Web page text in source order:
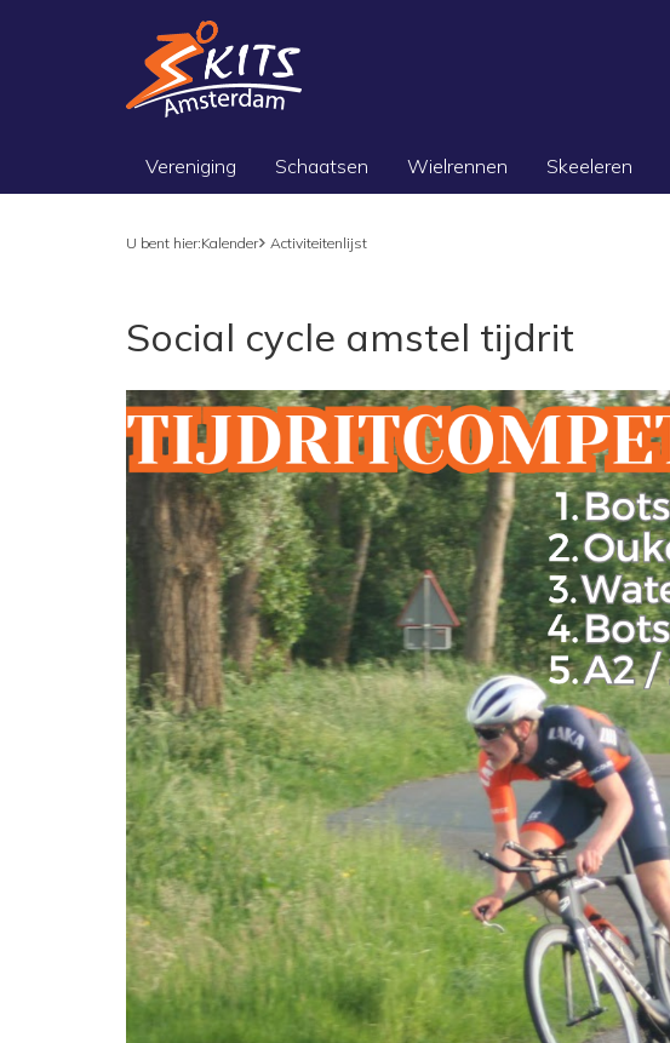
Vereniging Schaatsen Wielrennen Skeeleren
U bent hier:Kalender Activiteitenlijst
Social cycle amstel tijdrit